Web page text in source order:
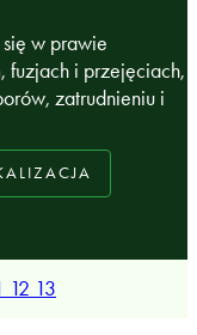
w prawie
fuzjach i przejęciach,
zatrudnieniu i
12 13